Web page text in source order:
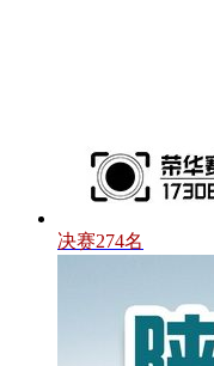
决赛274名